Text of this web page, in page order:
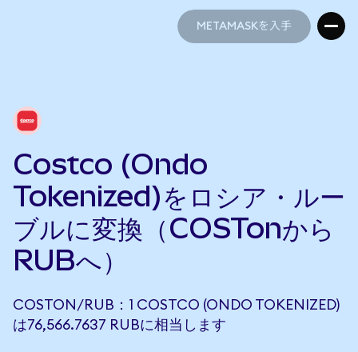
METAMASKを入手
Costco (Ondo
Tokenized)をロシア・ルー
ブルに変換（COSTonから
RUBへ）
COSTON/RUB：1 COSTCO (ONDO TOKENIZED)
は76,566.7637 RUBに相当します